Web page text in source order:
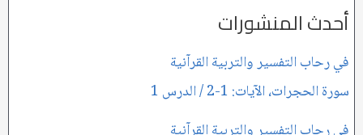
أحدث المنشورات
في رحاب التفسير والتربية القرآنية
سورة الحجرات، الآيات: 1-2 / الدرس 1